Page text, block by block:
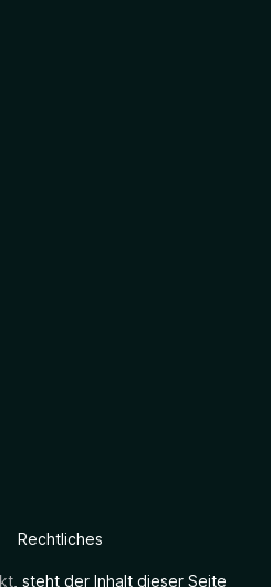
Rechtliches
, steht der Inhalt dieser Seite